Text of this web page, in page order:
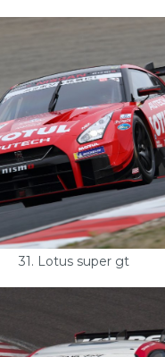
31. Lotus super gt